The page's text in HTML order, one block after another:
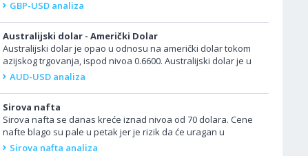
GBP-USD analiza
Australijski dolar - Američki Dolar
Australijski dolar je opao u odnosu na američki dolar tokom
azijskog trgovanja, ispod nivoa 0.6600. Australijski dolar je u
petak bio pod pritiskom i pao na...
AUD-USD analiza
Sirova nafta
Sirova nafta se danas kreće iznad nivoa od 70 dolara. Cene
nafte blago su pale u petak jer je rizik da će uragan u
Meksičkom zalivu značajno uticati na...
Sirova nafta analiza